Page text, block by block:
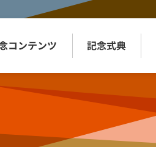
コンテンツ 記念式典